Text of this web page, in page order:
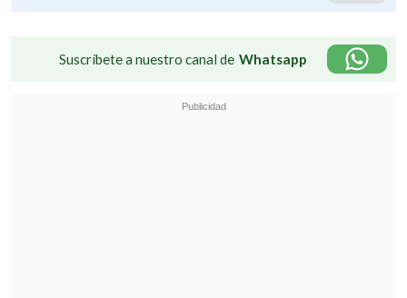
Suscríbete a nuestro canal de Whatsapp